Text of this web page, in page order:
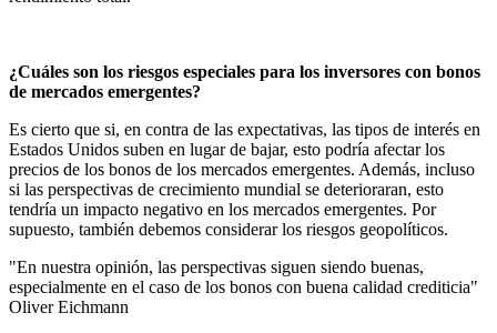
¿Cuáles son los riesgos especiales para los inversores con bonos
de mercados emergentes?
Es cierto que si, en contra de las expectativas, las tipos de interés en
Estados Unidos suben en lugar de bajar, esto podría afectar los
precios de los bonos de los mercados emergentes. Además, incluso
si las perspectivas de crecimiento mundial se deterioraran, esto
tendría un impacto negativo en los mercados emergentes. Por
supuesto, también debemos considerar los riesgos geopolíticos.
"En nuestra opinión, las perspectivas siguen siendo buenas,
especialmente en el caso de los bonos con buena calidad crediticia"
Oliver Eichmann